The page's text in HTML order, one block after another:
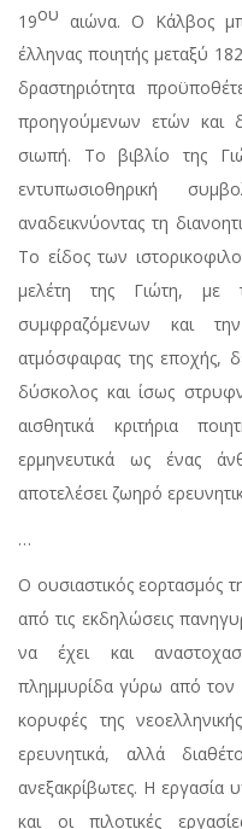
19ου αιώνα. Ο Κάλβος
έλληνας ποιητής μεταξύ
δραστηριότητα
προηγούμενων ετών και
σιωπή. Το βιβλίο της
εντυπωσιοθηρική
αναδεικνύοντας τη
Το είδος των
μελέτη της Γιώτη, με
συμφραζόμενων και
ατμόσφαιρας της εποχής,
δύσκολος και ίσως
αισθητικά κριτήρια
ερμηνευτικά ως ένας
αποτελέσει ζωηρό
…
Ο ουσιαστικός εορτασμός
από τις εκδηλώσεις
να έχει και
πλημμυρίδα γύρω από τον
κορυφές της
ερευνητικά, αλλά
ανεξακρίβωτες. Η
και οι πιλοτικές